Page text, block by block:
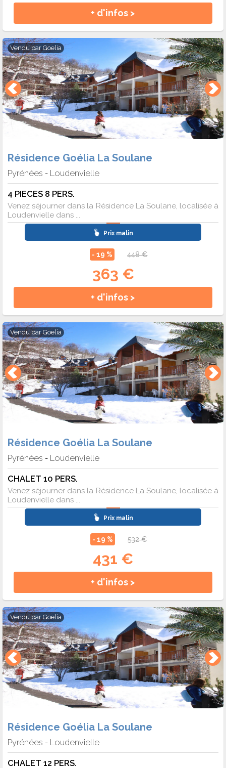
+ d'infos >
Vendu parGoelia
Résidence Goélia La Soulane
Pyrénées - Loudenvielle
4 PIECES 8 PERS.
Venez séjourner dans la Résidence La Soulane, localisée à
Loudenvielle dans ...
Prix malin
- 19 % 448 €
363 €
+ d'infos >
Vendu parGoelia
Résidence Goélia La Soulane
Pyrénées - Loudenvielle
CHALET 10 PERS.
Venez séjourner dans la Résidence La Soulane, localisée à
Loudenvielle dans ...
Prix malin
- 19 % 532 €
431 €
+ d'infos >
Vendu parGoelia
Résidence Goélia La Soulane
Pyrénées - Loudenvielle
CHALET 12 PERS.